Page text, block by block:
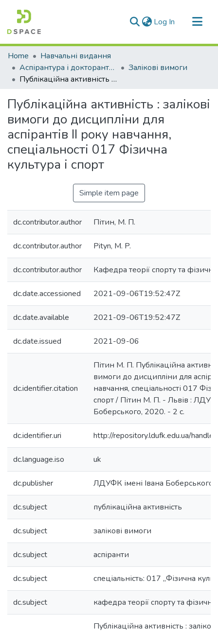
Log In (current)
Communities & Collections
All of DSpace
Statistics
Home
Навчальні видання
Аспірантура і докторантура
Залікові вимоги
Публікаційна активність : залікові вимоги до дисципліни для аспірантів ІІ року навчання, спеціальності 017 Фізична культура і спорт
Публікаційна активність : залікові
вимоги до дисципліни для
аспірантів ІІ року навчання,
спеціальності 017 Фізична
культура і спорт
Simple item page
dc.contributor.author Пітин, М. П.
dc.contributor.author Pityn, M. P.
dc.contributor.author Кафедра теорії спорту та
dc.date.accessioned 2021-09-06T19:52:47Z
dc.date.available 2021-09-06T19:52:47Z
dc.date.issued 2021-09-06
dc.identifier.citation
Пітин М. П. Публікаційна
вимоги до дисципліни для
навчання, спеціальності 017
спорт / Пітин М. П. - Львів :
Боберського, 2020. - 2 с.
dc.identifier.uri http://repository.ldufk.edu.ua/
dc.language.iso uk
dc.publisher ЛДУФК імені Івана Боберського
dc.subject публікаційна активність
dc.subject залікові вимоги
dc.subject аспіранти
dc.subject спеціальність: 017 „Фізична
dc.subject кафедра теорії спорту та
Публікаційна активність :